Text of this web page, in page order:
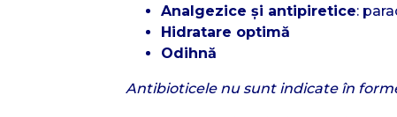
Analgezice și antipiretice:
Hidratare optimă
Odihnă
Antibioticele nu sunt indicate în